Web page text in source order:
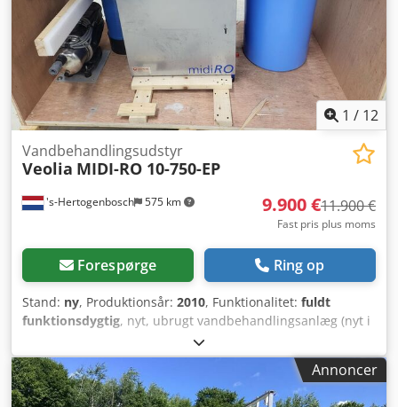
1 / 12
's-Hertogenbosch 575 km
Vandbehandlingsudstyr
Veolia MIDI-RO 10-750-EP
9.900 €11.900 €
Fast pris plus moms
Forespørge Ring op
Stand: ny, Produktionsår: 2010, Funktionalitet: fuldt
funktionsdygtig, nyt, ubrugt vandbehandlingsanlæg (nyt i
originalemballage) Djdpfxozdri Ns Aahokr VEOLIA MIDI-RO
10-750-EP Fabrikationsår 2010 500 liter/time energieffektivt
omvendt osmose-system
Annoncer